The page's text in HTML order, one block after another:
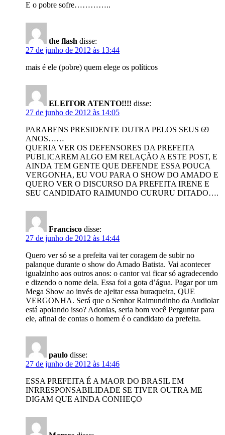
E o pobre sofre…………..
the flash disse:
27 de junho de 2012 às 13:44
mais é ele (pobre) quem elege os políticos
ELEITOR ATENTO!!!! disse:
27 de junho de 2012 às 14:05
PARABENS PRESIDENTE DUTRA PELOS SEUS 69
ANOS……
QUERIA VER OS DEFENSORES DA PREFEITA
PUBLICAREM ALGO EM RELAÇÃO A ESTE POST, E
AINDA TEM GENTE QUE DEFENDE ESSA POUCA
VERGONHA, EU VOU PARA O SHOW DO AMADO E
QUERO VER O DISCURSO DA PREFEITA IRENE E
SEU CANDIDATO RAIMUNDO CURURU DITADO….
Francisco disse:
27 de junho de 2012 às 14:44
Quero ver só se a prefeita vai ter coragem de subir no
palanque durante o show do Amado Batista. Vai acontecer
igualzinho aos outros anos: o cantor vai ficar só agradecendo
e dizendo o nome dela. Essa foi a gota d’água. Pagar por um
Mega Show ao invés de ajeitar essa buraqueira, QUE
VERGONHA. Será que o Senhor Raimundinho da Audiolar
está apoiando isso? Adonias, seria bom você Perguntar para
ele, afinal de contas o homem é o candidato da prefeita.
paulo disse:
27 de junho de 2012 às 14:46
ESSA PREFEITA É A MAOR DO BRASIL EM
INRRESPONSABILIDADE SE TIVER OUTRA ME
DIGAM QUE AINDA CONHEÇO